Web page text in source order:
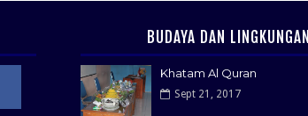
BUDAYA DAN LINGKUNGAN
Khatam Al Quran
Sept 21, 2017